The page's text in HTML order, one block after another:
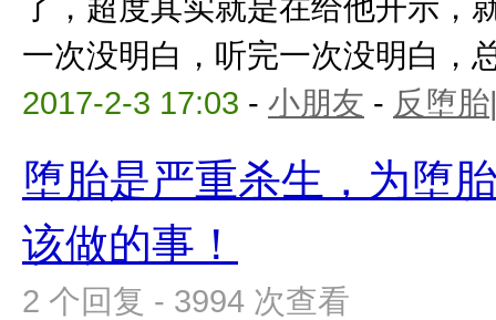
一次没明白，听完一次没明白，
2017-2-3 17:03 - 小朋友 - 反堕
堕胎是严重杀生，为堕胎
该做的事！
2 个回复 - 3994 次查看